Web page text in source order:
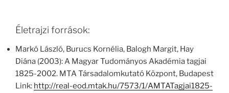
Életrajzi források:
Markó László, Burucs Kornélia, Balogh Margit, Hay
Diána (2003): A Magyar Tudományos Akadémia tagjai
1825-2002. MTA Társadalomkutató Központ, Budapest
Link: http://real-eod.mtak.hu/7573/1/AMTATagjai1825-